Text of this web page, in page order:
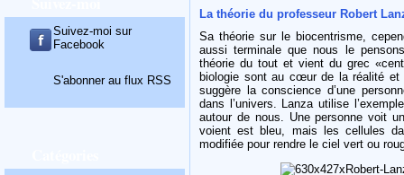
Suivez-moi sur
Facebook
S'abonner au flux RSS
La théorie du professeur Robert
Sa théorie sur le biocentrisme,
aussi terminale que nous le
théorie du tout et vient du grec
biologie sont au cœur de la réalité et
suggère la conscience d’une
dans l’univers. Lanza utilise
autour de nous. Une personne voit
voient est bleu, mais les cellules
modifiée pour rendre le ciel vert ou